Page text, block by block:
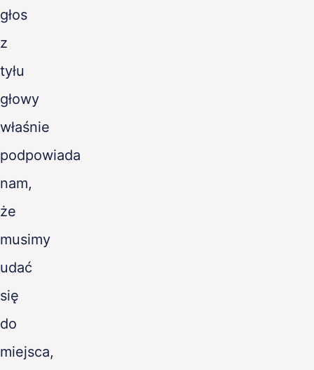
głos
z
tyłu
głowy
właśnie
podpowiada
nam,
że
musimy
udać
się
do
miejsca,